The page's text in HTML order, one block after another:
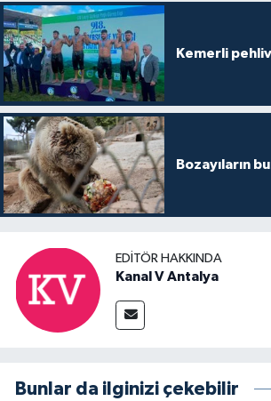
Kemerli
Bozayıların
EDITÖR HAKKINDA
Kanal V Antalya
Bunlar da ilginizi çekebilir